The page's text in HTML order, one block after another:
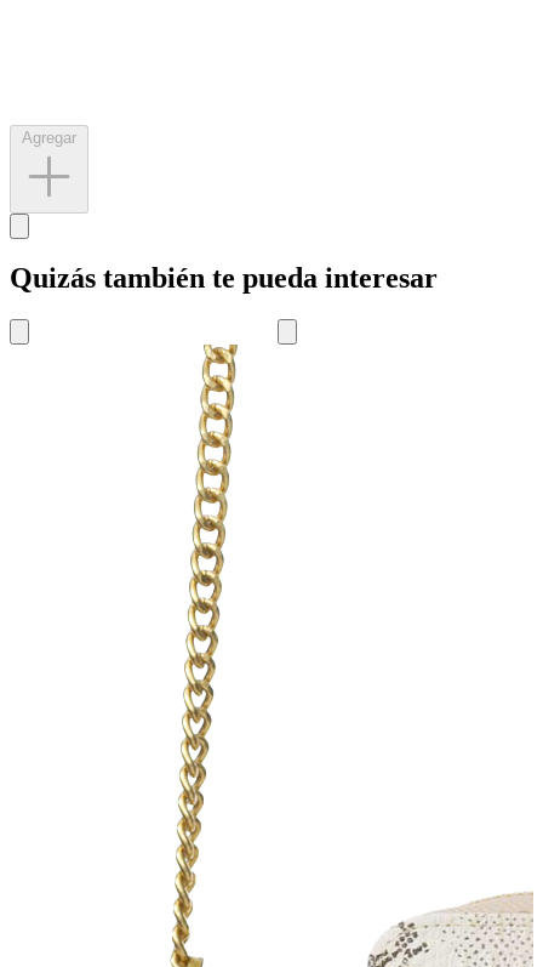
Quizás también te pueda interesar